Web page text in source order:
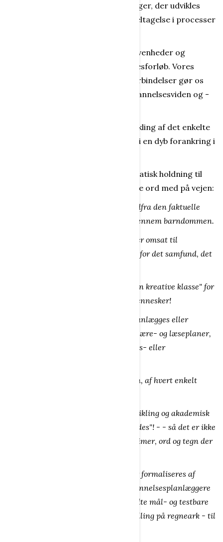
af viden, færdigheder og de holdninger, der udvikles
gennem forskellige oplevelser og deltagelse i processer
Vi gennemlever både tilfældige begivenheder og
tilrettelagte lærings- og opdragelsesforløb. Vores
adfærd og vores sansning i disse forbindelser gør os
herefter i stand til at hente viden, dannelsesviden og -
Hermed skabes grundlaget for udvikling af det enkelte
menneskes personlighedsudvikling, i en dyb forankring i
Men ellers har han en yderst pragmatisk holdning til
begrebet og giver begrebet følgende ord med på vejen:
Dannelse udvikles overhovedet ikke udfra den faktuelle
viden, et menneskebarn tilegner sig gennem barndommen.
Den skabes, når barnets klogskab bliver omsat til
livsduelighed, empati og ansvarlighed for det samfund, det
Begrebet dannelse er bare skabt af "den kreative klasse" for
at undertrykke ganske almindelige mennesker!
Udvikling af dannelse kan hverken planlægges eller
formgives ud fra samfundets normer, lære- og læseplaner,
opdragelses- eller lærde undervisnings- eller
Dannelse skal indsamles af hvert barn, af hvert enkelt
Dannelse er meget mere end bare udvikling og akademisk
uddannelse! Dannelse kan ikke "påfyldes"! - - så det er ikke
gode testresultater, eksaminationer, timer, ord og tegn der
Dannelse kan ikke lovbestemmes eller formaliseres af
skiftende ministre eller statslige uddannelsesplanlæggere
på statslige institutioner ud fra såkaldte mål- og testbare
public management systemer til opstilling på regneark - til